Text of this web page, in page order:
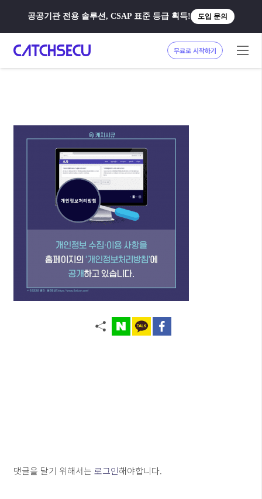
공공기관 전용 솔루션, CSAP 표준 등급 획득! 도입 문의
무료로 시작하기
댓글을 달기 위해서는 로그인해야합니다.